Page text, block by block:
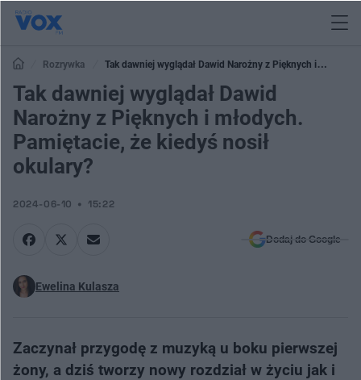
Rozrywka
Tak dawniej wyglądał Dawid Narożny z Pięknych i
młodych. Pamiętacie, że kiedyś nosił okulary?
Tak dawniej wyglądał Dawid
Narożny z Pięknych i młodych.
Pamiętacie, że kiedyś nosił
okulary?
2024-06-10 15:22
Dodaj do Google
Ewelina Kulasza
Zaczynał przygodę z muzyką u boku pierwszej
żony, a dziś tworzy nowy rozdział w życiu jak i